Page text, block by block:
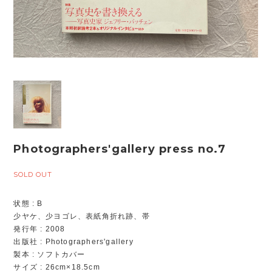
Photographers'gallery press no.7
SOLD OUT
状態 : B
少ヤケ、少ヨゴレ、表紙角折れ跡、帯
発行年 : 2008
出版社 : Photographers'gallery
製本 : ソフトカバー
サイズ : 26cm×18.5cm